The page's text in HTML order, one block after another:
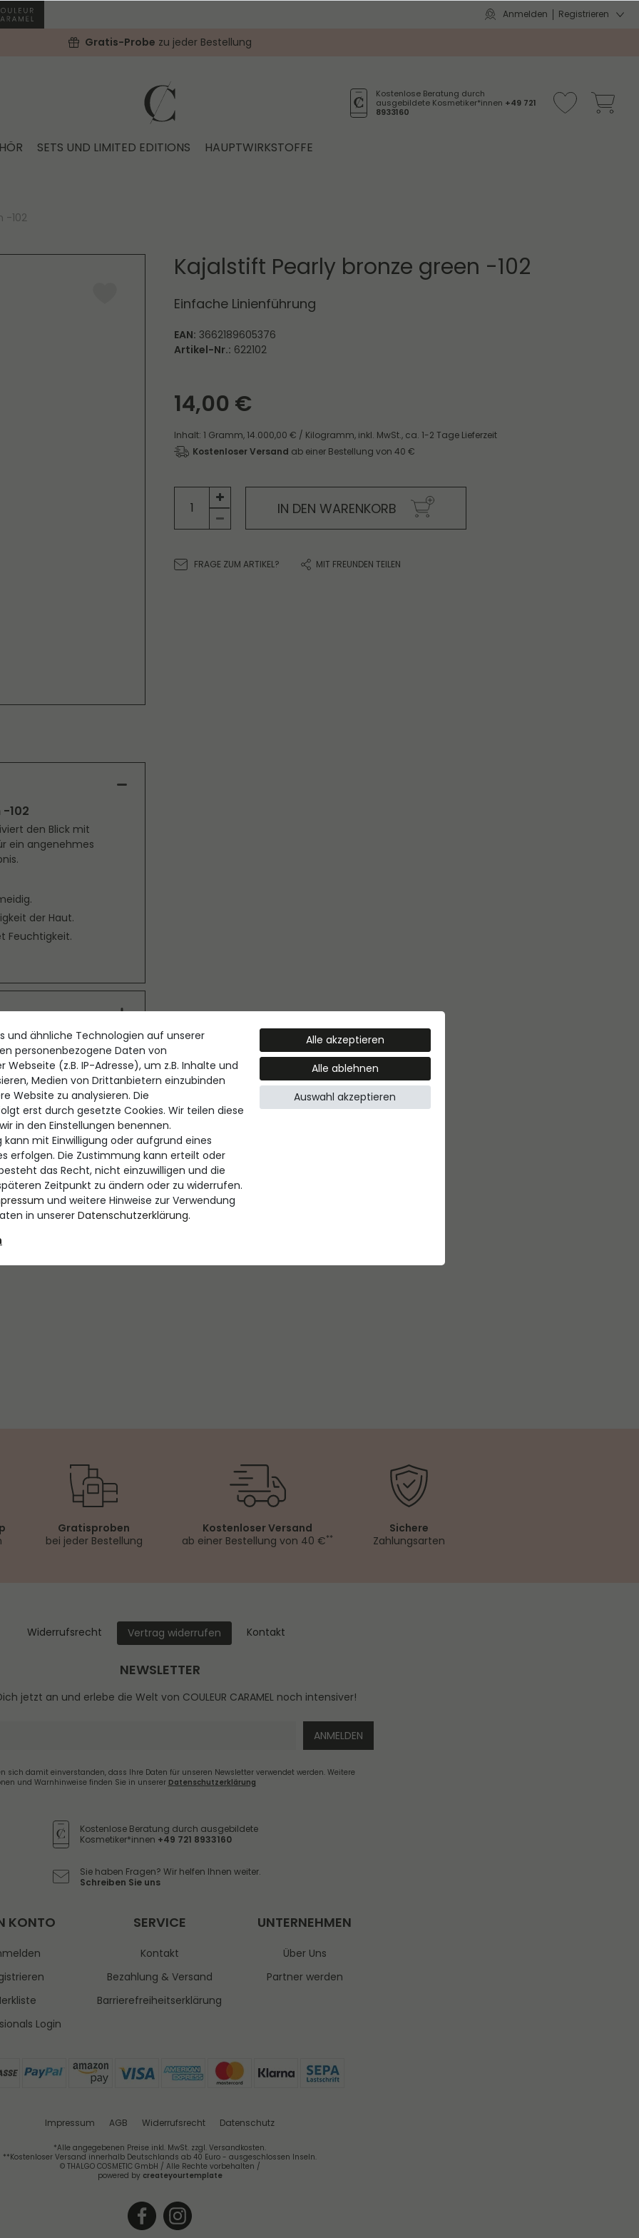
Anmelden Registrieren
Gratis-Probe zu jeder Bestellung
Kostenlose Beratung durch
ausgebildete Kosmetiker*innen +49 721
8933160
SETS UND LIMITED EDITIONS HAUPTWIRKSTOFFE
-102
Kajalstift Pearly bronze green -102
Einfache Linienführung
EAN: 3662189605376
Artikel-Nr.: 622102
14,00 €
Inhalt: 1 Gramm, 14.000,00 € / Kilogramm, inkl. MwSt., ca. 1-2 Tage Lieferzeit
Kostenloser Versand ab einer Bestellung von 40 €
IN DEN WARENKORB
FRAGE ZUM ARTIKEL? MIT FREUNDEN TEILEN
-102
den Blick mit
ein angenehmes
der Haut.
Feuchtigkeit.
Besonders ideal
mehr Tiefe
Looks
Für einen
platzieren und sanft
SQUALANE ,
,
,
DIOXIDE) , ALUMINA ,
(IRON OXIDES) ,
TALC , CI 77510
Gratisproben
bei jeder Bestellung
Kostenloser Versand
ab einer Bestellung von 40 €**
Sichere
Zahlungsarten
Widerrufs­recht Vertrag widerrufen Kontakt
NEWSLETTER
jetzt an und erlebe die Welt von COULEUR CARAMEL noch intensiver!
ANMELDEN
sich damit einverstanden, dass Ihre Daten für unseren Newsletter verwendet werden. Weitere
und Warnhinweise finden Sie in unserer Daten­schutz­erklärung
Kostenlose Beratung durch ausgebildete
Kosmetiker*innen +49 721 8933160
Sie haben Fragen? Wir helfen Ihnen weiter.
Schreiben Sie uns
KONTO
Login
SERVICE
Kontakt
Bezahlung & Versand
Barrierefreiheitserklärung
UNTERNEHMEN
Über Uns
Partner werden
Impressum AGB Widerrufsrecht Datenschutz
*Alle angegebenen Preise inkl. MwSt. zzgl. Versandkosten.
**Kostenloser Versand innerhalb Deutschlands ab 40 Euro - ausgeschlossen Inseln.
© THALGO COSMETIC GmbH / Alle Rechte vorbehalten /
powered by createyourtemplate
und ähnliche Technologien auf unserer
personenbezogene Daten von
Webseite (z.B. IP-Adresse), um z.B. Inhalte und
Medien von Drittanbietern einzubinden
Website zu analysieren. Die
erst durch gesetzte Cookies. Wir teilen diese
in den Einstellungen benennen.
mit Einwilligung oder aufgrund eines
erfolgen. Die Zustimmung kann erteilt oder
das Recht, nicht einzuwilligen und die
Zeitpunkt zu ändern oder zu widerrufen.
und weitere Hinweise zur Verwendung
in unserer Daten­schutz­erklärung.
Alle akzeptieren
Alle ablehnen
Auswahl akzeptieren